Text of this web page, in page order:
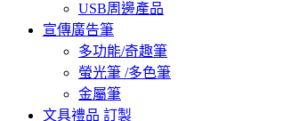
USB周邊產品
宣傳廣告筆
多功能/奇趣筆
螢光筆 /多色筆
金屬筆
文具禮品 訂製